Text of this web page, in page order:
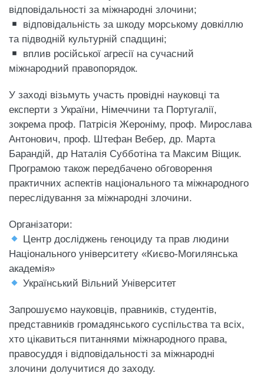
відповідальності за міжнародні злочини;
відповідальність за шкоду морському довкіллю
та підводній культурній спадщині;
вплив російської агресії на сучасний
міжнародний правопорядок.
У заході візьмуть участь провідні науковці та
експерти з України, Німеччини та Португалії,
зокрема проф. Патрісія Жероніму, проф. Мирослава
Антонович, проф. Штефан Вебер, др. Марта
Барандій, др Наталія Субботіна та Максим Віщик.
Програмою також передбачено обговорення
практичних аспектів національного та міжнародного
переслідування за міжнародні злочини.
Організатори:
Центр досліджень геноциду та прав людини
Національного університету «Києво-Могилянська
академія»
Український Вільний Університет
Запрошуємо науковців, правників, студентів,
представників громадянського суспільства та всіх,
хто цікавиться питаннями міжнародного права,
правосуддя і відповідальності за міжнародні
злочини долучитися до заходу.